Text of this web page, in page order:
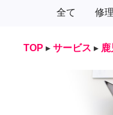
全て 修
TOP ▸ サービス ▸